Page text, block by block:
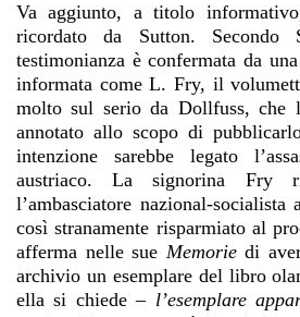
Va aggiunto, a titolo
ricordato da Sutton. Secondo
testimonianza è confermata da
informata come L. Fry, il
molto sul serio da Dollfuss, che
annotato allo scopo di
intenzione sarebbe legato
austriaco. La signorina Fry
l’ambasciatore nazional-socialista
così stranamente risparmiato al
afferma nelle sue Memorie di
archivio un esemplare del libro
ella si chiede – l’esemplare